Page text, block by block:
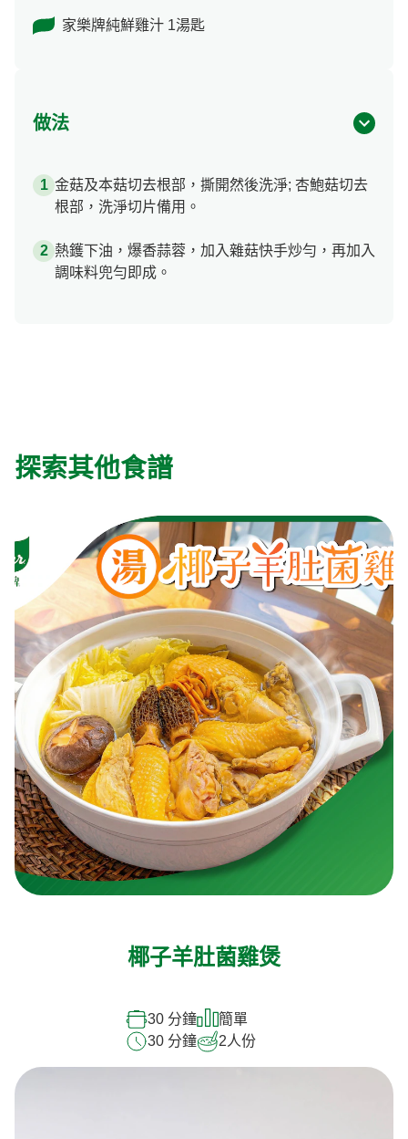
家樂牌純鮮雞汁 1湯匙
做法
金菇及本菇切去根部，撕開然後洗淨; 杏鮑菇切去
根部，洗淨切片備用。
熱鑊下油，爆香蒜蓉，加入雜菇快手炒勻，再加入
調味料兜勻即成。
探索其他食譜
椰子羊肚菌雞煲
30 分鐘
簡單
30 分鐘
2人份